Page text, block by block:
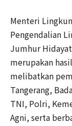
Menteri
Pengendalian
Jumhur
merupakan
melibatkan
Tangerang,
TNI, Polri,
Agni, serta